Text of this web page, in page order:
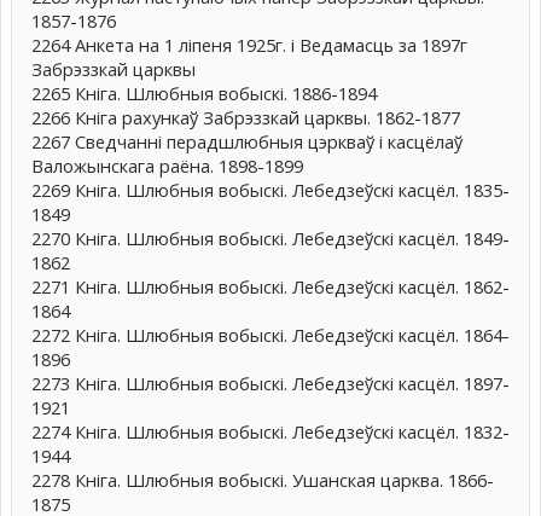
1857-1876
2264 Анкета на 1 ліпеня 1925г. і Ведамасць за 1897г
Забрэззкай царквы
2265 Кніга. Шлюбныя вобыскі. 1886-1894
2266 Кніга рахункаў Забрэззкай царквы. 1862-1877
2267 Сведчанні перадшлюбныя цэркваў і касцёлаў
Валожынскага раёна. 1898-1899
2269 Кніга. Шлюбныя вобыскі. Лебедзеўскі касцёл. 1835-
1849
2270 Кніга. Шлюбныя вобыскі. Лебедзеўскі касцёл. 1849-
1862
2271 Кніга. Шлюбныя вобыскі. Лебедзеўскі касцёл. 1862-
1864
2272 Кніга. Шлюбныя вобыскі. Лебедзеўскі касцёл. 1864-
1896
2273 Кніга. Шлюбныя вобыскі. Лебедзеўскі касцёл. 1897-
1921
2274 Кніга. Шлюбныя вобыскі. Лебедзеўскі касцёл. 1832-
1944
2278 Кніга. Шлюбныя вобыскі. Ушанская царква. 1866-
1875